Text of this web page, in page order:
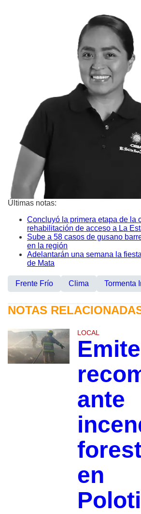
Últimas notas:
Concluyó la primera etapa de la
rehabilitación de acceso a La
Sube a 58 casos de gusano
en la región
Adelantarán una semana la
de Mata
Frente Frío Clima Tormenta
NOTAS
LOCAL
ante
en